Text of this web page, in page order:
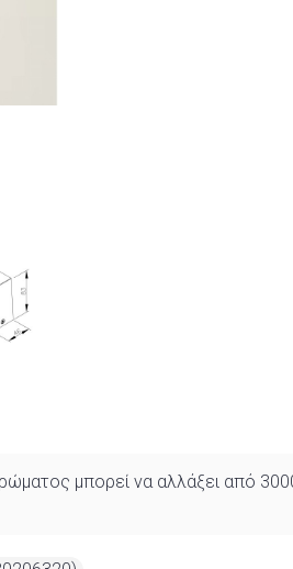
μπορεί να αλλάξει από